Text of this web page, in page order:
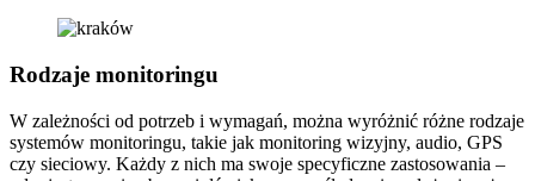
Rodzaje monitoringu
W zależności od potrzeb i wymagań, można wyróżnić różne rodzaje
systemów monitoringu, takie jak monitoring wizyjny, audio, GPS
czy sieciowy. Każdy z nich ma swoje specyficzne zastosowania –